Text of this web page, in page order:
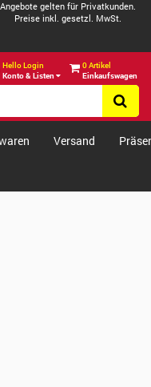
Angebote gelten für Privatkunden.
Preise inkl. gesetzl. MwSt.
Hello Login
Konto & Listen
0 Artikel
Einkaufswagen
Versand